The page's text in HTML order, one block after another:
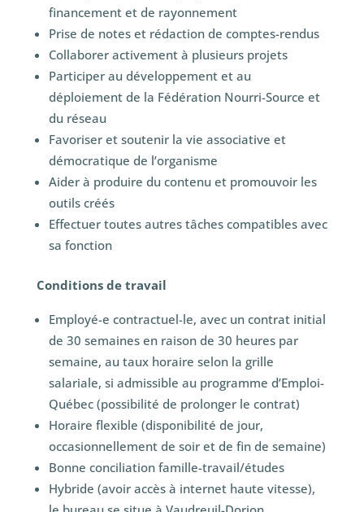
financement et de rayonnement
Prise de notes et rédaction de comptes-rendus
Collaborer activement à plusieurs projets
Participer au développement et au
déploiement de la Fédération Nourri-Source et
du réseau
Favoriser et soutenir la vie associative et
démocratique de l’organisme
Aider à produire du contenu et promouvoir les
outils créés
Effectuer toutes autres tâches compatibles avec
sa fonction
Conditions de travail
Employé-e contractuel-le, avec un contrat initial
de 30 semaines en raison de 30 heures par
semaine, au taux horaire selon la grille
salariale, si admissible au programme d’Emploi-
Québec (possibilité de prolonger le contrat)
Horaire flexible (disponibilité de jour,
occasionnellement de soir et de fin de semaine)
Bonne conciliation famille-travail/études
Hybride (avoir accès à internet haute vitesse),